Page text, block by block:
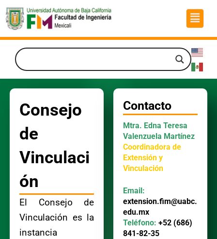
al
contenido
Menú
Consejo
de
Vinculaci
ón
El Consejo de
Vinculación es la
instancia
Contacto
Mtra. Edna Teresa
Valenzuela Martínez
Coordinadora de
Extensión y
Vinculación
Email:
extension.fim@uabc.
edu.mx
Teléfono: +52 (686)
841-82-35